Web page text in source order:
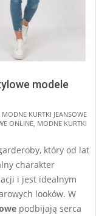
modele
MODNE KURTKI JEANSOWE
ONLINE MODNE KURTKI
który od lat
charakter
i jest idealnym
looków. W
podbijają serca